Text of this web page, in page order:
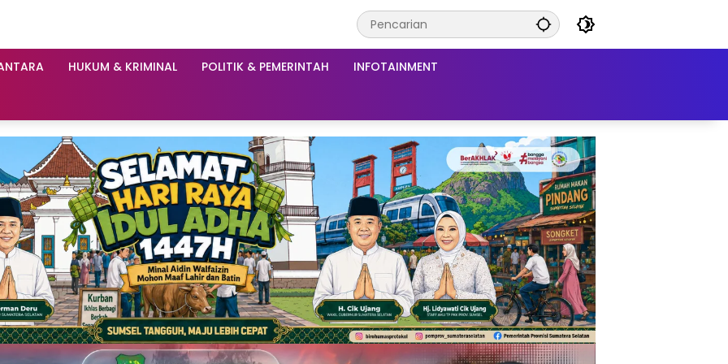
HUKUM & KRIMINAL POLITIK & PEMERINTAH INFOTAINMENT